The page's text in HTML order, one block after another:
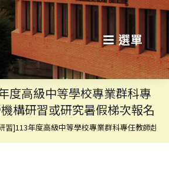
選單
度高級中等學校專業群科專
構研習或研究暑假梯次報名
習]113年度高級中等學校專業群科專任教師赴